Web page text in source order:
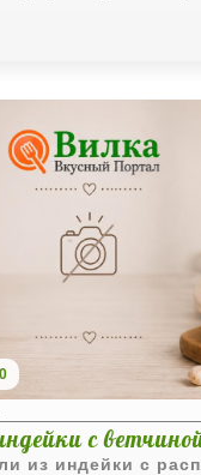
мягким, а соус
0
с
из индейки с